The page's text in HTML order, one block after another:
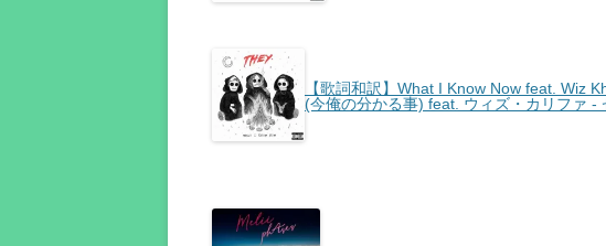
【歌詞和訳】What I Know Now feat. Wiz
(今俺の分かる事) feat. ウィズ・カリファ -